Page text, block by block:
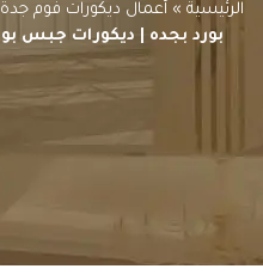
الرئيسية » أعمال ديكورات فوم جدة
بورد بجده | ديكورات جبس